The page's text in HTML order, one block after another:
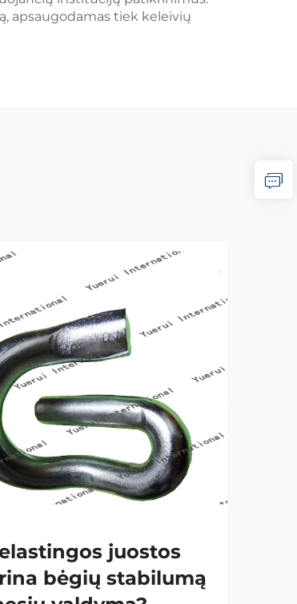
apsaugodamas tiek keleivių
juostos
bėgių stabilumą